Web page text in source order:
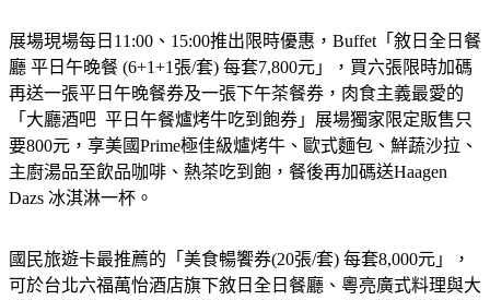
展場現場每日11:00、15:00推出限時優惠，Buffet「敘日全日餐
廳 平日午晚餐 (6+1+1張/套) 每套7,800元」，買六張限時加碼
再送一張平日午晚餐券及一張下午茶餐券，肉食主義最愛的
「大廳酒吧  平日午餐爐烤牛吃到飽券」展場獨家限定販售只
要800元，享美國Prime極佳級爐烤牛、歐式麵包、鮮蔬沙拉、
主廚湯品至飲品咖啡、熱茶吃到飽，餐後再加碼送Haagen
Dazs 冰淇淋一杯。
國民旅遊卡最推薦的「美食暢饗券(20張/套) 每套8,000元」，
可於台北六福萬怡酒店旗下敘日全日餐廳、粵亮廣式料理與大